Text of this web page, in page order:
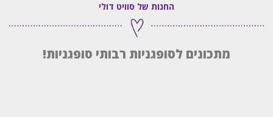
החנות של סוויט דולי
מתכונים לסופגניות רבותי סופגניות!